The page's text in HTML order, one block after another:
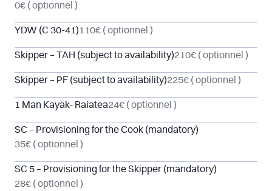
0€ ( optionnel )
YDW (C 30-41)110€ ( optionnel )
Skipper – TAH (subject to availability)210€ ( optionnel )
Skipper – PF (subject to availability)225€ ( optionnel )
1 Man Kayak- Raiatea24€ ( optionnel )
SC – Provisioning for the Cook (mandatory)
35€ ( optionnel )
SC 5 – Provisioning for the Skipper (mandatory)
28€ ( optionnel )